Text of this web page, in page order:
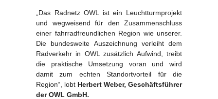
„Das Radnetz OWL ist ein Leuchtturmprojekt
und wegweisend für den Zusammenschluss
einer fahrradfreundlichen Region wie unserer.
Die bundesweite Auszeichnung verleiht dem
Radverkehr in OWL zusätzlich Aufwind, treibt
die praktische Umsetzung voran und wird
damit zum echten Standortvorteil für die
Region“, lobt Herbert Weber, Geschäftsführer
der OWL GmbH.